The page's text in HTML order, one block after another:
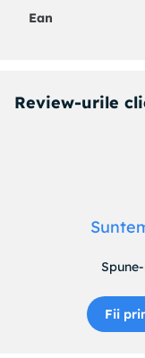
Ean
Review-urile
Fii